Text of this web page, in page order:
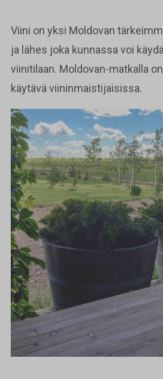
Viini on yksi Moldovan
ja lähes joka kunnassa voi
viinitilaan. Moldovan-matkalla
käytävä viininmaistijaisissa.